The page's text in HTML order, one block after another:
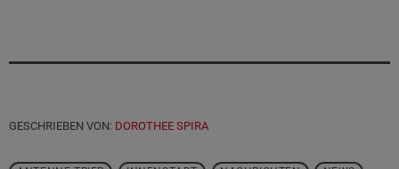
GESCHRIEBEN VON: DOROTHEE SPIRA